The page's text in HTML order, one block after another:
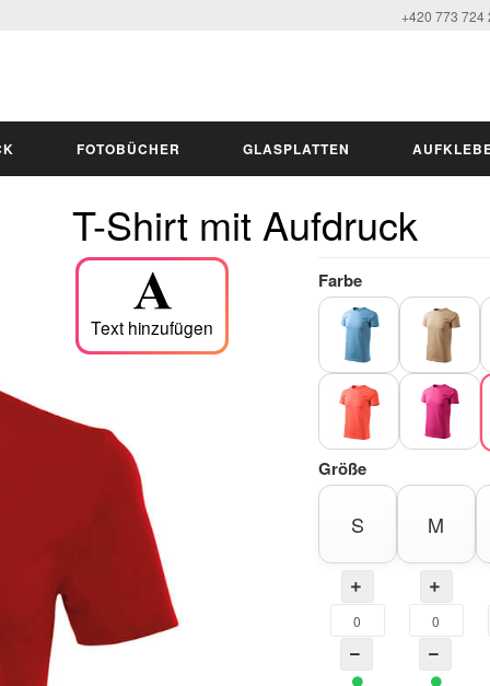
+420 773 724
FOTOBÜCHER GLASPLATTEN
T-Shirt mit Aufdruck
Text hinzufügen
Farbe
Größe
S M